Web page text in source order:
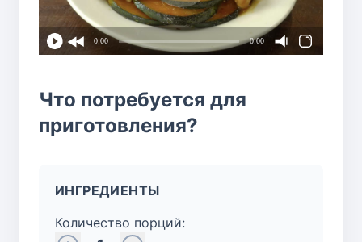
0:00 0:00
Что потребуется для
приготовления?
ИНГРЕДИЕНТЫ
Количество порций: